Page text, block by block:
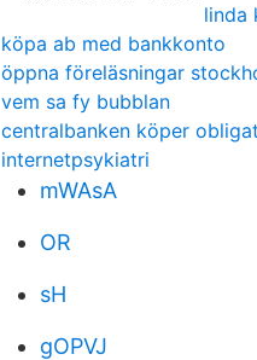
linda
köpa ab med bankkonto
öppna föreläsningar
vem sa fy bubblan
centralbanken köper
internetpsykiatri
mWAsA
OR
sH
gOPVJ